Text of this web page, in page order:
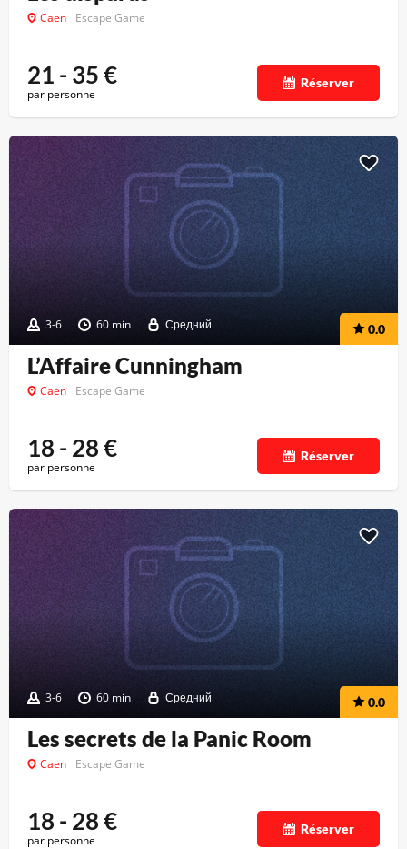
Caen Escape Game
21 - 35€
par personne
Réserver
3-6 60 min Средний 0.0
L’Affaire Cunningham
Caen Escape Game
18 - 28€
par personne
Réserver
3-6 60 min Средний 0.0
Les secrets de la Panic Room
Caen Escape Game
18 - 28€
par personne
Réserver